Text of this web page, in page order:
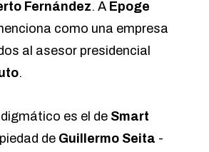
Fernández. A Epoge
como una empresa
al asesor presidencial
.
es el de Smart
de Guillermo Seita -